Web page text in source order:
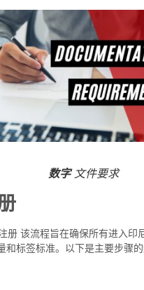
数字文件要求
册 该流程旨在确保所有进入印
和标签标准。以下是主要步骤的